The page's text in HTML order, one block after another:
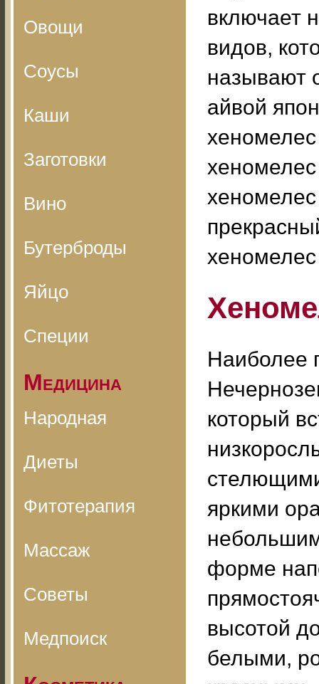
Овощи
Соусы
Каши
Заготовки
Вино
Бутерброды
Яйцо
Специи
Медицина
Народная
Диеты
Фитотерапия
Массаж
Советы
Медпоиск
включает
видов,
называют
айвой
хеномелес
хеномелес
Наиболее
который
яркими
форме
высотой
белыми,